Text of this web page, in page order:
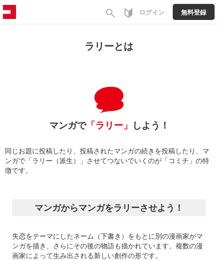
search ログイン 無料登録
ラリーとは
マンガで「ラリー」 しよう！
同じお題に投稿したり、投稿されたマンガの続きを投稿したり、マ
ンガで「ラリー（派生）」させてつないでいくのが「コミチ」の特
徴です。
マンガからマンガをラリーさせよう！
失恋をテーマにしたネーム（下書き）をもとに別の漫画家がマ
ンガを描き、さらにその後の物語も描かれています。複数の漫
画家によって生み出される新しい創作の形です。